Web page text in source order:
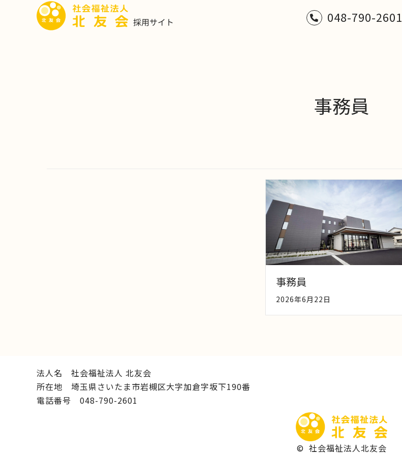
048-790-2601
事務員
事務員
2026年6月22日
法人名 社会福祉法人 北友会
所在地 埼玉県さいたま市岩槻区大字加倉字坂下190番
電話番号 048-790-2601
© 社会福祉法人北友会